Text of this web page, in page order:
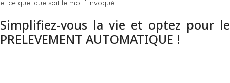
et ce quel que soit le motif invoqué.
Simplifiez-vous la vie et optez pour le
PRELEVEMENT AUTOMATIQUE !